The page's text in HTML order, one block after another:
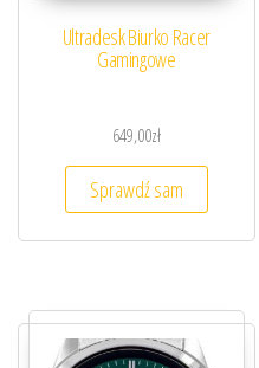
Ultradesk Biurko Racer
Gamingowe
649,00zł
Sprawdź sam